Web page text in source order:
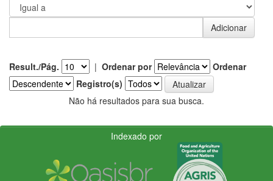
Result./Pág. | Ordenar por
Ordenar
Registro(s)
Não há resultados para sua busca.
Indexado por